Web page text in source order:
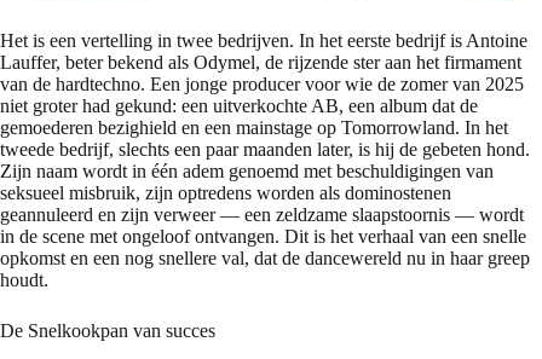
Het is een vertelling in twee bedrijven. In het eerste bedrijf is Antoine
Lauffer, beter bekend als Odymel, de rijzende ster aan het firmament
van de hardtechno. Een jonge producer voor wie de zomer van 2025
niet groter had gekund: een uitverkochte AB, een album dat de
gemoederen bezighield en een mainstage op Tomorrowland. In het
tweede bedrijf, slechts een paar maanden later, is hij de gebeten hond.
Zijn naam wordt in één adem genoemd met beschuldigingen van
seksueel misbruik, zijn optredens worden als dominostenen
geannuleerd en zijn verweer — een zeldzame slaapstoornis — wordt
in de scene met ongeloof ontvangen. Dit is het verhaal van een snelle
opkomst en een nog snellere val, dat de dancewereld nu in haar greep
houdt.
De Snelkookpan van succes